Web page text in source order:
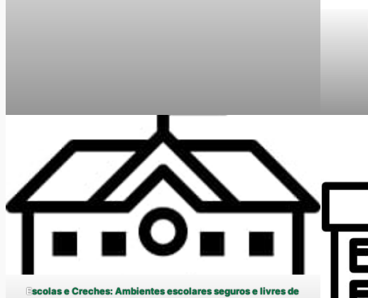
Escolas e Creches: Ambientes escolares seguros e livres de